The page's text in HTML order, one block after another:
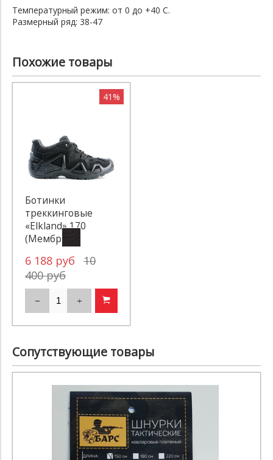
Температурный режим: от 0 до +40 С.
Размерный ряд: 38-47
Похожие товары
41%
Ботинки
треккинговые
«Elkland» 170
(Мембрана)
6 188 руб
10
400 руб
Сопутствующие товары